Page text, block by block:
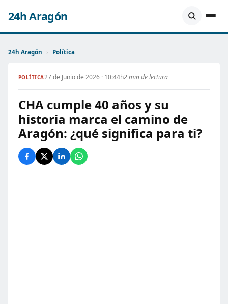
24h Aragón
24h Aragón › Política
POLÍTICA27 de Junio de 2026 · 10:44h2 min de lectura
CHA cumple 40 años y su
historia marca el camino de
Aragón: ¿qué significa para ti?